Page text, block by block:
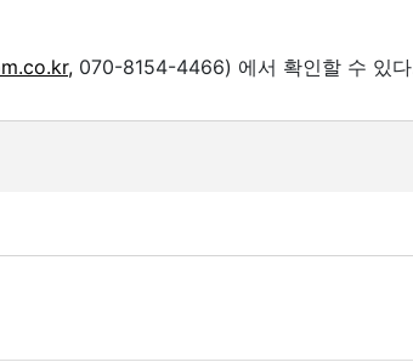
070-8154-4466) 에서 확인할 수 있